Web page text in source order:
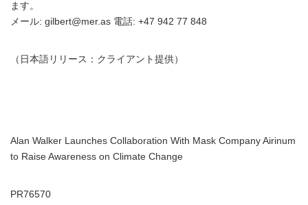
ます。
メール: gilbert@mer.as 電話: +47 942 77 848
（日本語リリース：クライアント提供）
Alan Walker Launches Collaboration With Mask Company Airinum
to Raise Awareness on Climate Change
PR76570